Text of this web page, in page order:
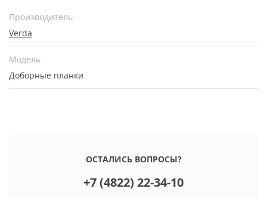
Производитель
Verda
Модель
Доборные планки
ОСТАЛИСЬ ВОПРОСЫ?
+7 (4822) 22-34-10